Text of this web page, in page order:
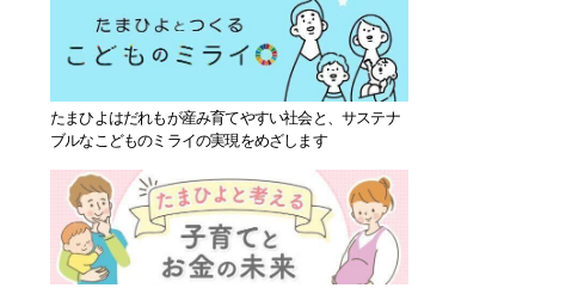
たまひよはだれもが産み育てやすい社会と、サステナ
ブルなこどものミライの実現をめざします